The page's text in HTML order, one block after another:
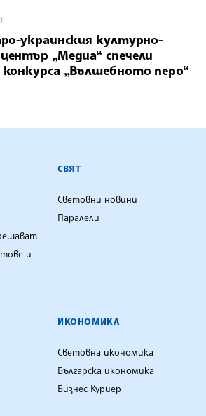
украинския културно-
„Медиа“ спечели
„Вълшебното перо“
АГЕНЦИЯ
и
СВЯТ
Световни новини
Паралели
ИКОНОМИКА
Световна икономика
Българска икономика
Бизнес Куриер